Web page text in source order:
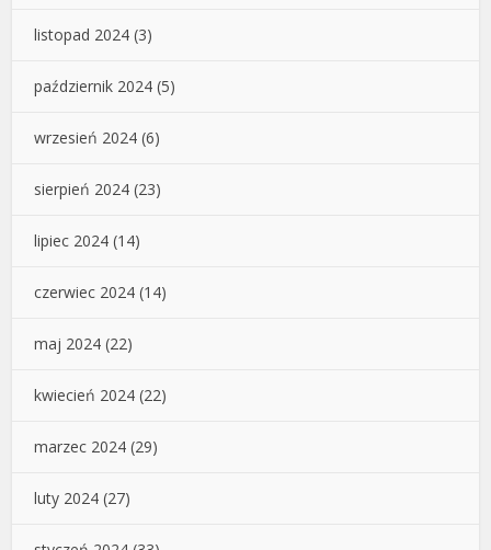
listopad 2024 (3)
październik 2024 (5)
wrzesień 2024 (6)
sierpień 2024 (23)
lipiec 2024 (14)
czerwiec 2024 (14)
maj 2024 (22)
kwiecień 2024 (22)
marzec 2024 (29)
luty 2024 (27)